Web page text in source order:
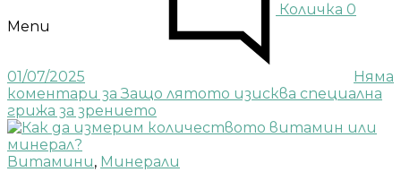
Количка 0
Menu
01/07/2025
Няма
коментари за Защо лятото изисква специална
грижа за зрението
Витамини, Минерали